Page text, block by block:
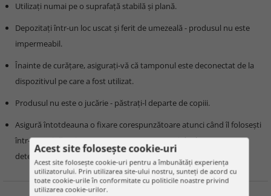
Utilizați numai pe o suprafață stabilă și plană.
Depozitați într-un loc uscat și ferit de umezeală - produsul nu este
impermeabil.
Înainte de curățare, asigurați-vă că tamponul este deconectat de la
dispozitivul pe care a fost utilizat.
Produsul nu este o jucărie - păstrați-l departe de copiii.
Asigură întotdeauna o fixare corespunzătoare atunci când îl folosești
într-o mașină, avion sau tren pentru a preveni deplasarea sau
deteriorarea.
Acest site folosește cookie-uri
Acest site folosește cookie-uri pentru a îmbunătăți experiența
utilizatorului. Prin utilizarea site-ului nostru, sunteți de acord cu
toate cookie-urile în conformitate cu politicile noastre privind
utilizarea cookie-urilor.